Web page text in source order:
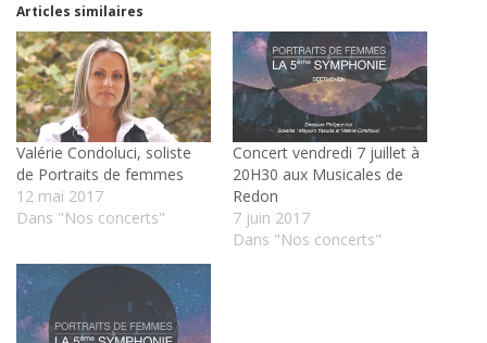
Articles similaires
Valérie Condoluci, soliste
de Portraits de femmes
12 mai 2017
Dans "Nos concerts"
Concert vendredi 7 juillet à
20H30 aux Musicales de
Redon
7 juin 2017
Dans "Nos concerts"